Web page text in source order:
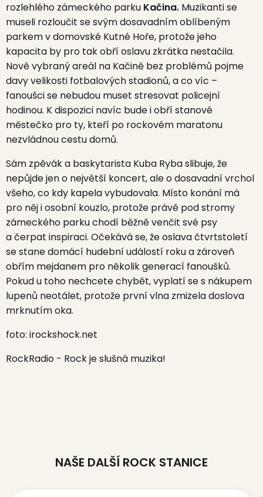
rozlehlého zámeckého parku Kačina. Muzikanti se
museli rozloučit se svým dosavadním oblíbeným
parkem v domovské Kutné Hoře, protože jeho
kapacita by pro tak obří oslavu zkrátka nestačila.
Nově vybraný areál na Kačině bez problémů pojme
davy velikosti fotbalových stadionů, a co víc –
fanoušci se nebudou muset stresovat policejní
hodinou. K dispozici navíc bude i obří stanové
městečko pro ty, kteří po rockovém maratonu
nezvládnou cestu domů.
Sám zpěvák a baskytarista Kuba Ryba slibuje, že
nepůjde jen o největší koncert, ale o dosavadní vrchol
všeho, co kdy kapela vybudovala. Místo konání má
pro něj i osobní kouzlo, protože právě pod stromy
zámeckého parku chodí běžně venčit své psy
a čerpat inspiraci. Očekává se, že oslava čtvrtstoletí
se stane domácí hudební událostí roku a zároveň
obřím mejdanem pro několik generací fanoušků.
Pokud u toho nechcete chybět, vyplatí se s nákupem
lupenů neotálet, protože první vlna zmizela doslova
mrknutím oka.
foto: irockshock.net
RockRadio - Rock je slušná muzika!
NAŠE DALŠÍ ROCK STANICE